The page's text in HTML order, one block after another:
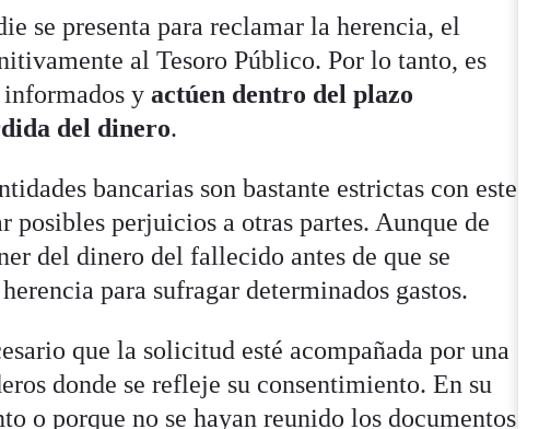
se presenta para reclamar la herencia, el
al Tesoro Público. Por lo tanto, es
informados yactúen dentro del plazo
del dinero.
bancarias son bastante estrictas con este
posibles perjuicios a otras partes. Aunque de
del dinero del fallecido antes de que se
para sufragar determinados gastos.
que la solicitud esté acompañada por una
donde se refleje su consentimiento. En su
o porque no se hayan reunido los documentos